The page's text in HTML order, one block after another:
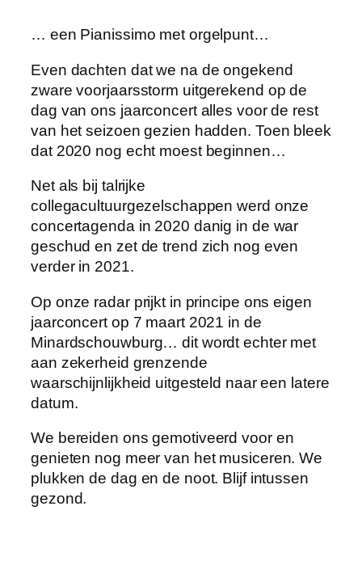
… een Pianissimo met orgelpunt…
Even dachten dat we na de ongekend
zware voorjaarsstorm uitgerekend op de
dag van ons jaarconcert alles voor de rest
van het seizoen gezien hadden. Toen bleek
dat 2020 nog echt moest beginnen…
Net als bij talrijke
collegacultuurgezelschappen werd onze
concertagenda in 2020 danig in de war
geschud en zet de trend zich nog even
verder in 2021.
Op onze radar prijkt in principe ons eigen
jaarconcert op 7 maart 2021 in de
Minardschouwburg… dit wordt echter met
aan zekerheid grenzende
waarschijnlijkheid uitgesteld naar een latere
datum.
We bereiden ons gemotiveerd voor en
genieten nog meer van het musiceren. We
plukken de dag en de noot. Blijf intussen
gezond.